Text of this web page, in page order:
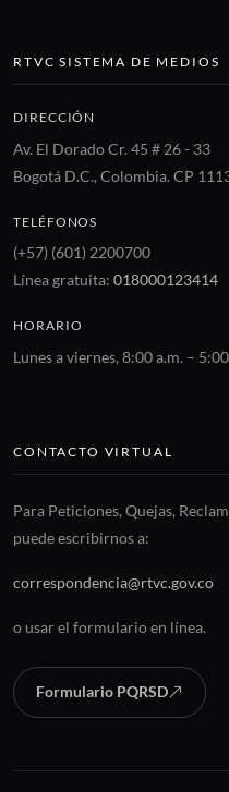
RTVC SISTEMA DE MEDIOS
DIRECCIÓN
Av. El Dorado Cr. 45 # 26 - 33
Bogotá D.C., Colombia. CP
TELÉFONOS
(+57) (601) 2200700
Línea gratuita: 018000123414
HORARIO
Lunes a viernes, 8:00 a.m. –
CONTACTO VIRTUAL
Para Peticiones, Quejas,
puede escribirnos a:
correspondencia@rtvc.gov.co
o usar el formulario en línea.
Formulario PQRSD